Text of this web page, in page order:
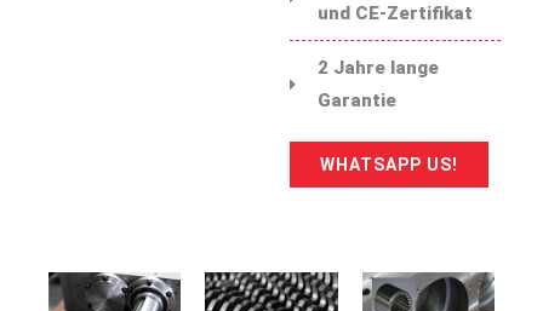
und CE-Zertifikat
2 Jahre lange
Garantie
WHATSAPP US!